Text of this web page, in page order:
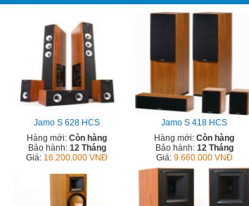
Jamo S 628 HCS
Hàng mới: Còn hàng
Bảo hành: 12 Tháng
Giá: 16.200.000 VNĐ
Jamo S 418 HCS
Hàng mới: Còn hàng
Bảo hành: 12 Tháng
Giá: 9.660.000 VNĐ